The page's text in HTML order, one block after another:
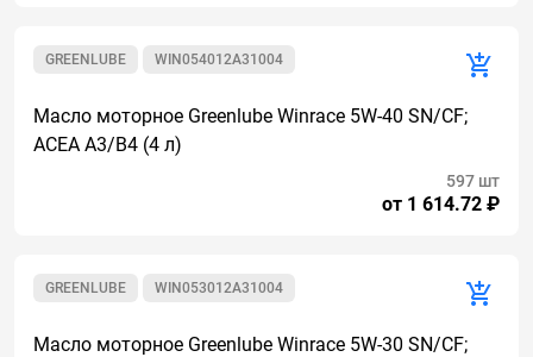
WIN054012A31004
GREENLUBE
Масло моторное Greenlube Winrace 5W-40 SN/CF;
ACEA A3/B4 (4 л)
от 1 614.72 ₽
597 шт
WIN053012A31004
GREENLUBE
Масло моторное Greenlube Winrace 5W-30 SN/CF;